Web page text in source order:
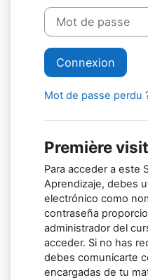
Mot de passe
Connexion
Mot de passe perdu
Première
Para acceder a este
Aprendizaje, debes
electrónico como
contraseña
administrador del
acceder. Si no has
debes comunicarte
encargadas de tu